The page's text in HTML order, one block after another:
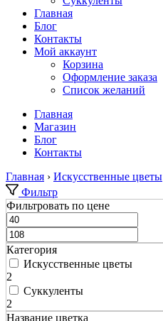
Главная
Блог
Контакты
Мой аккаунт
Корзина
Оформление заказа
Список желаний
Главная
Магазин
Блог
Контакты
Главная › Искусственные цветы
Фильтр
Фильтровать по цене
Категория
Искусственные цветы
2
Суккуленты
2
Название цветка